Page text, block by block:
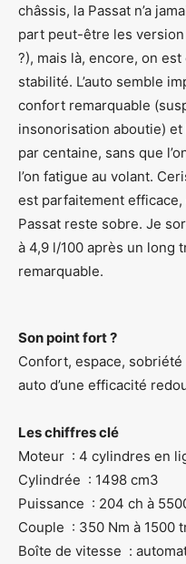
châssis, la Passat n’a
part peut-être les version
?), mais là, encore, on
stabilité. L’auto semble
confort remarquable
insonorisation aboutie)
par centaine, sans que
l’on fatigue au volant.
est parfaitement
Passat reste sobre. Je
à 4,9 l/100 après un long
remarquable.
Son point fort ?
Confort, espace,
auto d’une efficacité
Les chiffres clé
Moteur : 4 cylindres en
Cylindrée : 1498 cm3
Puissance : 204 ch à
Couple : 350 Nm à 1500
Boîte de vitesse :